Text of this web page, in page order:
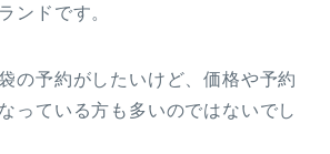
ンドです。
の予約がしたいけど、価格や予約
っている方も多いのではないでし